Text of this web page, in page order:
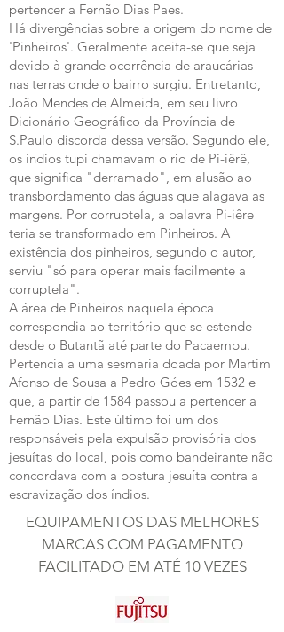
pertencer a Fernão Dias Paes.
Há divergências sobre a origem do nome de
'Pinheiros'. Geralmente aceita-se que seja
devido à grande ocorrência de araucárias
nas terras onde o bairro surgiu. Entretanto,
João Mendes de Almeida, em seu livro
Dicionário Geográfico da Província de
S.Paulo discorda dessa versão. Segundo ele,
os índios tupi chamavam o rio de Pi-iêrê,
que significa "derramado", em alusão ao
transbordamento das águas que alagava as
margens. Por corruptela, a palavra Pi-iêre
teria se transformado em Pinheiros. A
existência dos pinheiros, segundo o autor,
serviu "só para operar mais facilmente a
corruptela".
A área de Pinheiros naquela época
correspondia ao território que se estende
desde o Butantã até parte do Pacaembu.
Pertencia a uma sesmaria doada por Martim
Afonso de Sousa a Pedro Góes em 1532 e
que, a partir de 1584 passou a pertencer a
Fernão Dias. Este último foi um dos
responsáveis pela expulsão provisória dos
jesuítas do local, pois como bandeirante não
concordava com a postura jesuíta contra a
escravização dos índios.
EQUIPAMENTOS DAS MELHORES
MARCAS COM PAGAMENTO
FACILITADO EM ATÉ 10 VEZES